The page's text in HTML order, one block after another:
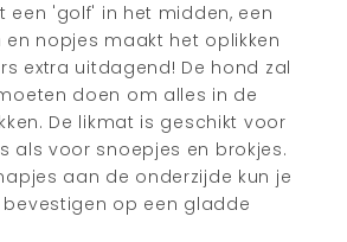
een 'golf' in het midden, een
nopjes maakt het oplikken
extra uitdagend! De hond zal
doen om alles in de
De likmat is geschikt voor
als voor snoepjes en brokjes.
aan de onderzijde kun je
op een gladde